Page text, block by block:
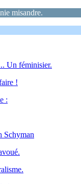
misandre.
Un féminisier.
!
:
Schyman